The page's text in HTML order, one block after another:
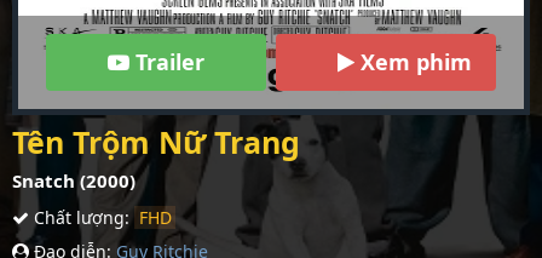
Trailer Xem phim
Tên Trộm Nữ Trang
Snatch (2000)
Chất lượng: FHD
Đạo diễn: Guy Ritchie